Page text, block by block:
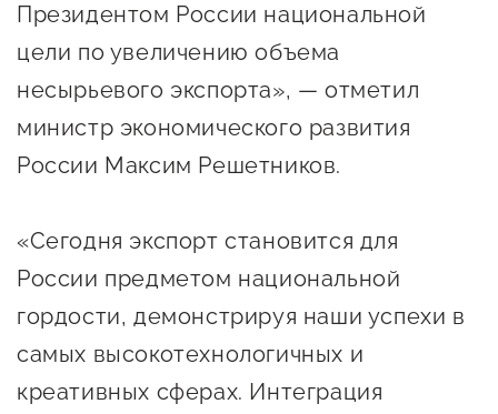
мероприятия
Проекты
Поддержка центра
документы
Справочник
предпринимателя
Органы власти
Каталог креативной
продукции
Президентом России национальной
цели по увеличению объема
несырьевого экспорта», — отметил
министр экономического развития
России Максим Решетников.
«Сегодня экспорт становится для
России предметом национальной
гордости, демонстрируя наши успехи в
самых высокотехнологичных и
креативных сферах. Интеграция